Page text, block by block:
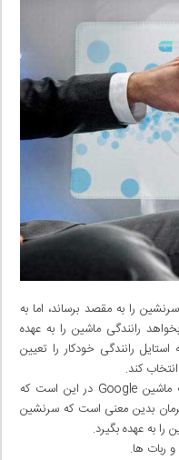
را به مقصد برساند، اما به
رانندگی‌ ماشین را به عهده
رانندگی‌ خودکار را تعیین
کند.
یکی‌ دیگر از نکات مثبت این ماشین برخلاف ماشین Google در این است که
بدین معنی است که سرنشین
به عهده بگیرد.
ربات ها.